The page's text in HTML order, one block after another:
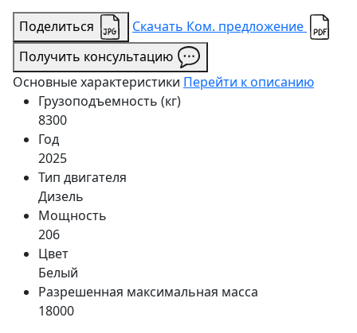
Поделиться
Скачать Ком. предложение
Получить консультацию
Основные характеристики Перейти к описанию
Грузоподъемность (кг)
8300
Год
2025
Тип двигателя
Дизель
Мощность
206
Цвет
Белый
Разрешенная максимальная масса
18000